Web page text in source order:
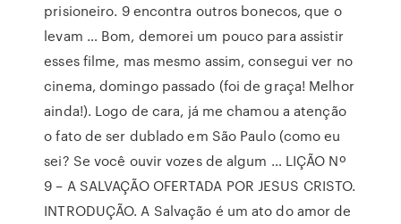
prisioneiro. 9 encontra outros bonecos, que o
levam … Bom, demorei um pouco para assistir
esses filme, mas mesmo assim, consegui ver no
cinema, domingo passado (foi de graça! Melhor
ainda!). Logo de cara, já me chamou a atenção
o fato de ser dublado em São Paulo (como eu
sei? Se você ouvir vozes de algum … LIÇÃO Nº
9 – A SALVAÇÃO OFERTADA POR JESUS CRISTO.
INTRODUÇÃO. A Salvação é um ato do amor de